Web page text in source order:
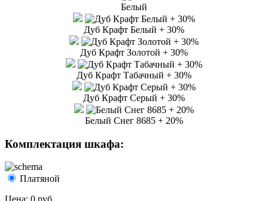
Белый
Дуб Крафт Белый + 30%
Дуб Крафт Золотой + 30%
Дуб Крафт Табачный + 30%
Дуб Крафт Серый + 30%
Белый Снег 8685 + 20%
Комплектация шкафа:
Платяной